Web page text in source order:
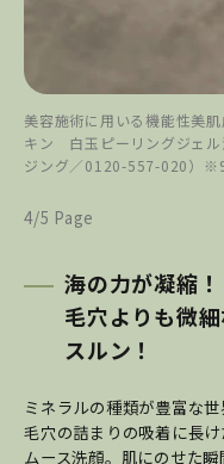
美容施術に用いる機能性美
キン 白玉ピーリングジェ
ジング／0120-557-020）※9
4/5 Page
海の力が凝縮！
毛穴よりも微
スルン！
ミネラルの種類が豊富な
毛穴の詰まりの吸着に長
ムース洗顔。肌にのせた